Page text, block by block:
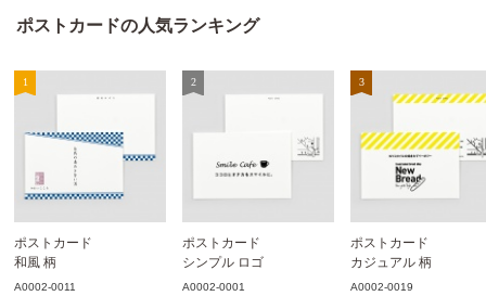
ポストカードの人気ランキング
ポストカード
和風 柄
【attaにおまかせ】
A0002-0011
ポストカード
シンプル ロゴ
【attaにおまかせ】
A0002-0001
ポストカード
カジュアル 柄
【attaにおまかせ】
A0002-0019